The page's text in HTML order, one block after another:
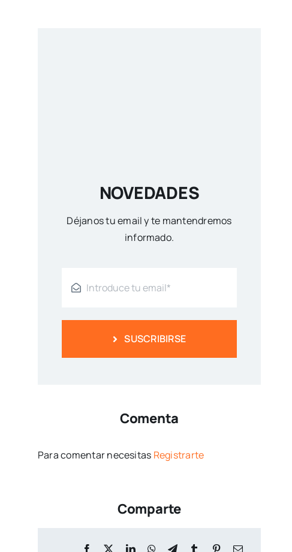
NOVEDADES
Déjanos tu email y te mantendremos
informado.
SUSCRIBIRSE
Comenta
Para comentar necesitas Registrarte
Comparte